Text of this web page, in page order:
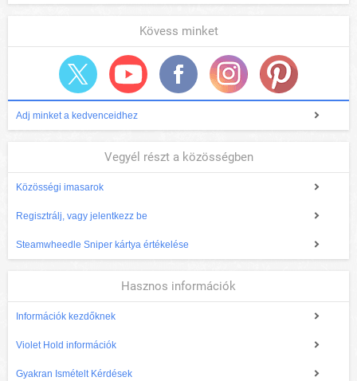
Kövess minket
Adj minket a kedvenceidhez
Vegyél részt a közösségben
Közösségi imasarok
Regisztrálj, vagy jelentkezz be
Steamwheedle Sniper kártya értékelése
Hasznos információk
Információk kezdőknek
Violet Hold információk
Gyakran Ismételt Kérdések